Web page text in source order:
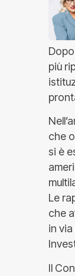
più
che
si è
Le
che
in
Il